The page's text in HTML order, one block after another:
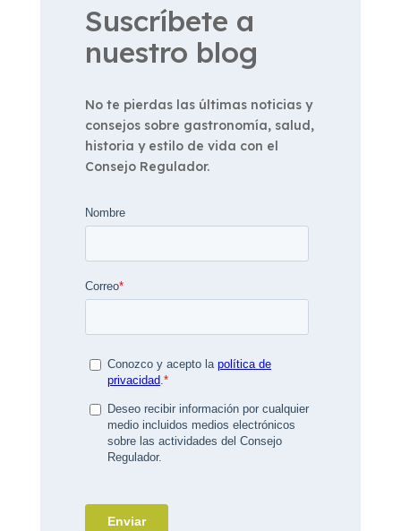
Suscríbete a
nuestro blog
No te pierdas las últimas noticias y
consejos sobre gastronomía, salud,
historia y estilo de vida con el
Consejo Regulador.